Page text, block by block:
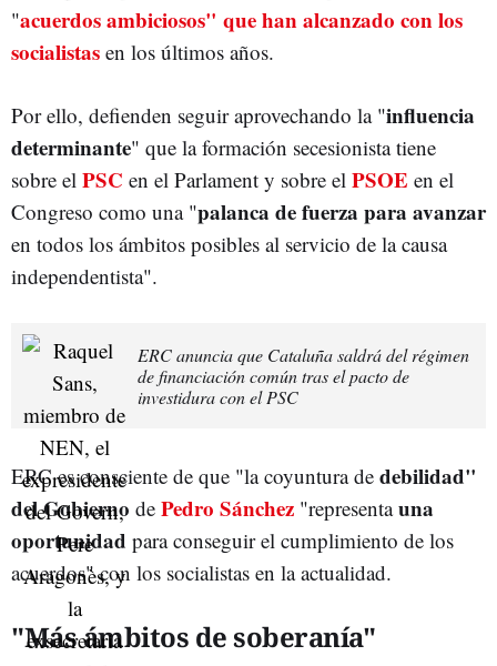
"acuerdos ambiciosos" que han alcanzado con los
socialistas en los últimos años.
Por ello, defienden seguir aprovechando la "influencia
determinante" que la formación secesionista tiene
sobre el PSC en el Parlament y sobre el PSOE en el
Congreso como una "palanca de fuerza para avanzar
en todos los ámbitos posibles al servicio de la causa
independentista".
ERC anuncia que Cataluña saldrá del régimen
de financiación común tras el pacto de
investidura con el PSC
ERC es consciente de que "la coyuntura de debilidad"
del Gobierno de Pedro Sánchez "representauna
oportunidad para conseguir el cumplimiento de los
acuerdos" con los socialistas en la actualidad.
"Más ámbitos de soberanía"